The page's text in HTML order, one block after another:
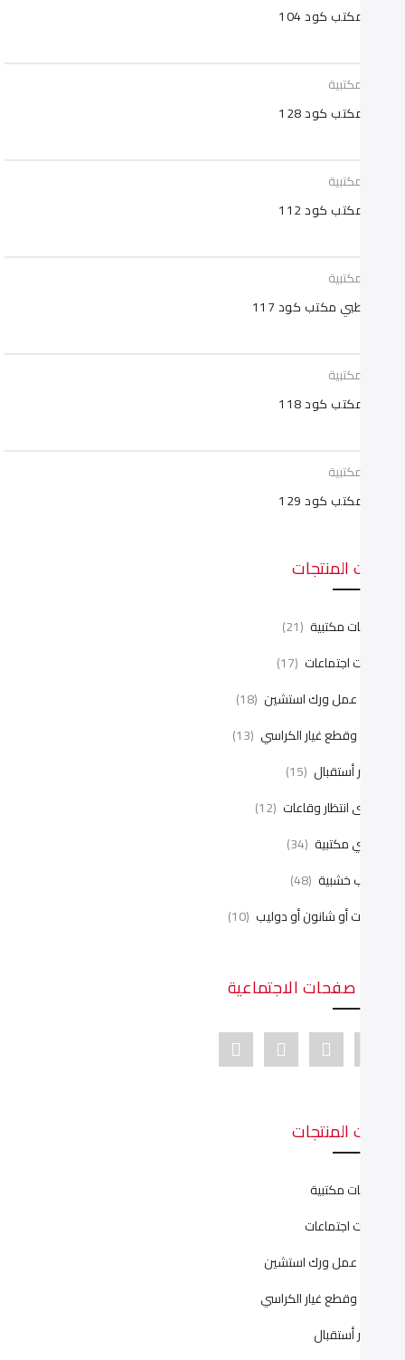
مكتب كود 104
مكتبية
مكتب كود 128
مكتبية
مكتب كود 112
مكتبية
طبي مكتب كود 117
مكتبية
مكتب كود 118
مكتبية
مكتب كود 129
المنتجات
مكتبية (21)
اجتماعات (17)
عمل ورك استشين (18)
وقطع غيار الكراسي (13)
أستقبال (15)
انتظار وقاعات (12)
مكتبية (34)
خشبية (48)
أو شانون أو دوليب (10)
صفحات الاجتماعية
Facebook link
Instagram link
Pinterest link
Youtube link
المنتجات
مكتبية
اجتماعات
عمل ورك استشين
وقطع غيار الكراسي
أستقبال